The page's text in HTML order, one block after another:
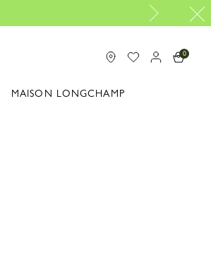
0
MAISON LONGCHAMP